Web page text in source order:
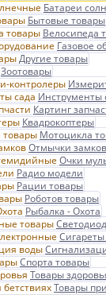
Батареи
Бытовые товары
Велосипеда
Газовое
Другие товары
Зоотовары
Инструменты
Картинг
Квадрокоптеры
Мотоцикла
Отмычки замков
Очки
Радио модели
Рации товары
Роботов товары
Рыбалка - Охота
Спорта товары
Товары
Товары